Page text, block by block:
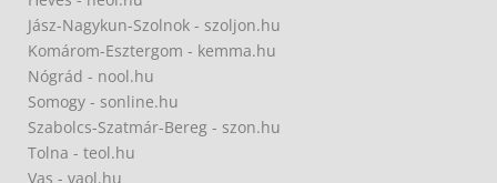
Jász-Nagykun-Szolnok - szoljon.hu
Komárom-Esztergom - kemma.hu
Nógrád - nool.hu
Somogy - sonline.hu
Szabolcs-Szatmár-Bereg - szon.hu
Tolna - teol.hu
Vas - vaol.hu